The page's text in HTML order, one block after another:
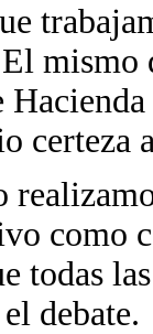
certeza
como
todas
debate.